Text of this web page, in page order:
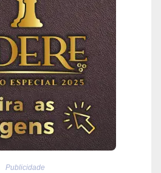
Publicidade